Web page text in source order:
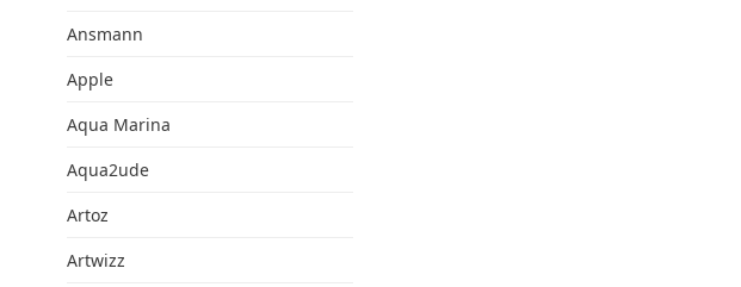
Ansmann
Apple
Aqua Marina
Aqua2ude
Artoz
Artwizz